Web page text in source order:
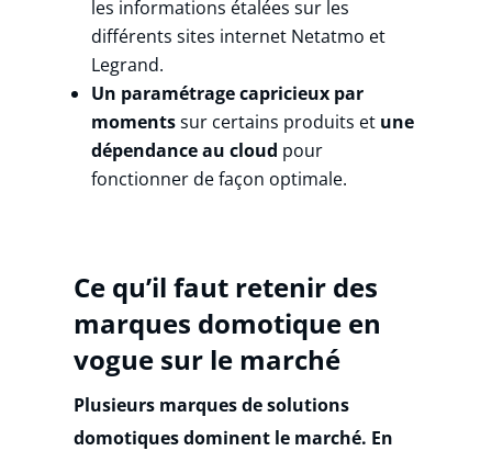
les informations étalées sur les
différents sites internet Netatmo et
Legrand.
Un paramétrage capricieux par
momentssur certains produits et une
dépendance au cloud pour
fonctionner de façon optimale.
Ce qu’il faut retenir des
marques domotique en
vogue sur le marché
Plusieurs marques de solutions
domotiques dominent le marché. En